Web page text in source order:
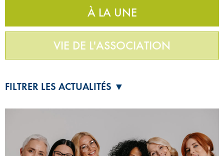
À LA UNE
VIE DE L'ASSOCIATION
FILTRER LES ACTUALITÉS ▼